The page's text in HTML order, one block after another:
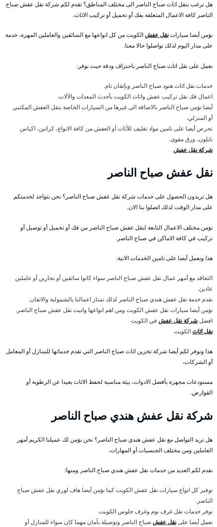
هل ترغب بنقل اثاث صباح الناصر الى مختلف المناطق؟ تقدم لكم شركة نقل عفش صباح
الناصر كافة الاعمال المتعلقة بفك أو تحميل أو تركيب الاثاث.
نؤمن أيضا سياراتنقل عفشالكويت من كل انواعها مع السائقين والعاملين المهرة، خدمة
على مدار اليوم لذلك تواصلوا حالا معنا.
نعمل على نقل اثاث صباح الناصر باحتراف ودقة حيث نوفر:
خدمات نقل اثاث هنود صباح الناصر وبإتقان تام.
اعمال فك نقل تركيب عفش واثاث الكويت بأحدث المعدات والآلات.
أيضا نؤمن صباح الناصر بالاضافة الى غيرها من السيارات الخاصة بنقل العفش المكتبي
أو المنزلي.
نحرص أيضا على تامين مواد تغليف للأثاث أو العفش من كافة الانواع، كراتين، اكياس
نايلون، ورق مقوى.
شركة نقل عفش
نقل عفش صباح الناصر
هل تريدون الحصول على خدمات شركة نقل عفش صباح الناصر؟ نحن نتواجد لخدمتكم
على مدار الوقت لذلك اتصلوا بنا الان.
نؤمن مختلف الاعمال التابعة لنقل عفش صباح الناصر من فك أو تحميل أو توصيل أو
تركيب في كافة الاماكن في صباح الناصر.
هذا ونعمل أيضا على تامين الخدمات الاتية:
التعاقد مع أمهر عمال نقل عفش صباح الناصر سواء كانوا سائقين أو نجارين أو عاملين
عادين.
نقدم خدمة نقل عفش هندي صباح الناصر لذلك تمتاز اعمالنا بالشمولية والاتقان.
نؤمن أيضا سيارات نقل عفش الكويت ومن اهم انواعها وانيت نقل عفش صباح الناصر.
افضلشركة نقل عفش في الكويت
نقل اثاثالكويت
هذا ونوفر لكم أيضا شركة تخزين اثاث صباح الناصر التي تقدم خدماتها للمنازل أو المعامل
أو الشركات،
مستودعات مجهزة بأفضل الادوات، بيئة مناسبة لحفظ الاثاث بعيدا عن الرطوبة أو
القوارض.
شركة نقل عفش هندي صباح الناصر
هل تريد التواصل مع نقل عفش هندي صباح الناصر؟ نحن نؤمن لك عميلنا الكريم أمهر
العاملين ومن مختلف الجنسيات أو المهارات.
نقدم لكم العديد من خدمات نقل عفش هندي صباح الناصر ومنها:
توفير كل انواع سيارات نقل عفش الكويت كما نؤمن أيضا هاف لوري نقل عفش صباح
الناصر.
نوفر خدمات نقل غرف نوم وغرف جلوس الكويت.
نعمل أيضا علىنقل عفشصباح الناصر وتوصيله بأمان مهما كان سواء للمنازل أو